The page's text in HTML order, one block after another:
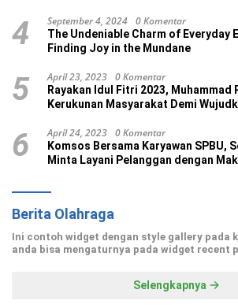
4 September 4, 2024 0 Komentar
The Undeniable Charm of Everyday
Finding Joy in the Mundane
5 April 23, 2023 0 Komentar
Rayakan Idul Fitri 2023, Muhammad
Kerukunan Masyarakat Demi
6 April 24, 2023 0 Komentar
Komsos Bersama Karyawan SPBU,
Minta Layani Pelanggan dengan
Berita Olahraga
Ini contoh widget dengan style gallery pada
anda bisa mengaturnya pada widget recent
Selengkapnya